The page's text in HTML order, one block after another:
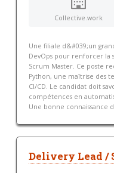
Collective.work
Une filiale d&#039;un
DevOps pour renforcer la
Scrum Master. Ce poste
Python, une maîtrise des
CI/CD. Le candidat doit
compétences en
Une bonne connaissance
Delivery Lead /